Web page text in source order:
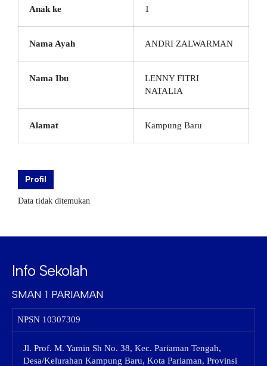
Anak ke 1
Nama Ayah ANDRI ZALWARMAN
Nama Ibu
LENNY FITRI
NATALIA
Alamat Kampung Baru
Profil
Data tidak ditemukan
Info Sekolah
SMAN 1 PARIAMAN
NPSN 10307309
Jl. Prof. M. Yamin Sh No. 38, Kec. Pariaman Tengah,
Desa/Kelurahan Kampung Baru, Kota Pariaman, Provinsi